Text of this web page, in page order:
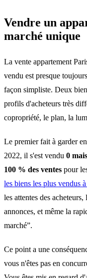
Vendre un
marché unique
La vente appartement
vendu est presque
façon simpliste. Deux
profils d'acheteurs très
copropriété, le plan, la
Le premier fait à garder
2022, il s'est vendu 0
100 % des ventes pour
les biens les plus vendus
les attentes des
annonces, et même la
marché”.
Ce point a une
vous n'êtes pas en